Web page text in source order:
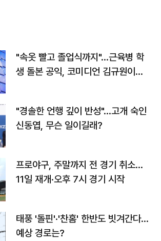
"속옷 빨고 졸업식까지"…근육병 학
생 돌본 공익, 코미디언 김규원이었
"경솔한 언행 깊이 반성"…고개 숙인
신동엽, 무슨 일이길래?
프로야구, 주말까지 전 경기 취소…
11일 재개·오후 7시 경기 시작
태풍 '돌핀'·'찬홈' 한반도 빗겨간다…
예상 경로는?